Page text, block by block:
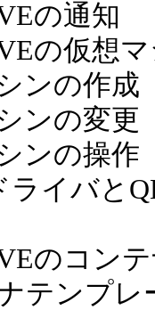
の通知
の仮想
ンの作成
ンの変更
ンの操作
ライバと
のコン
テンプレ